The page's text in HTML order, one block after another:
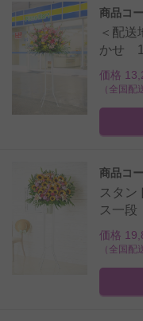
商品コ
＜配
かせ
価格
（全国
商品コ
スタ
ス一段
価格
（全国